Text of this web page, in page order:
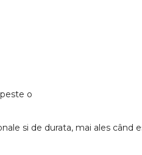
o
si de durata, mai ales când